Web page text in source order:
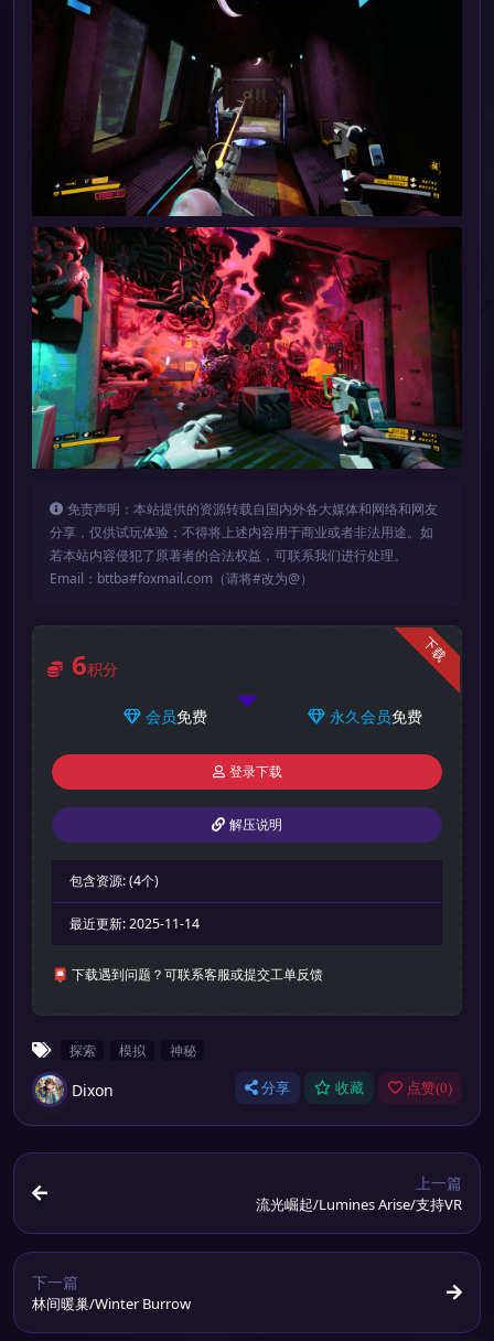
免责声明：本站提供的资源转载自国内外各大媒体和网络和网友
分享，仅供试玩体验；不得将上述内容用于商业或者非法用途。如
若本站内容侵犯了原著者的合法权益，可联系我们进行处理。
Email：bttba#foxmail.com（请将#改为@）
下载
6积分
会员免费 永久会员免费
登录下载
解压说明
包含资源:(4个)
最近更新:2025-11-14
📮 下载遇到问题？可联系客服或提交工单反馈
探索 模拟 神秘
Dixon 分享 收藏 点赞(0)
上一篇
流光崛起/Lumines Arise/支持VR
下一篇
林间暖巢/Winter Burrow